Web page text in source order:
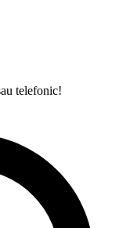
telefonic!